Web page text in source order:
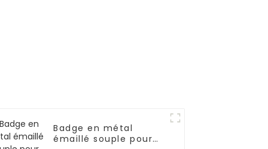
Badge en métal
émaillé souple pour